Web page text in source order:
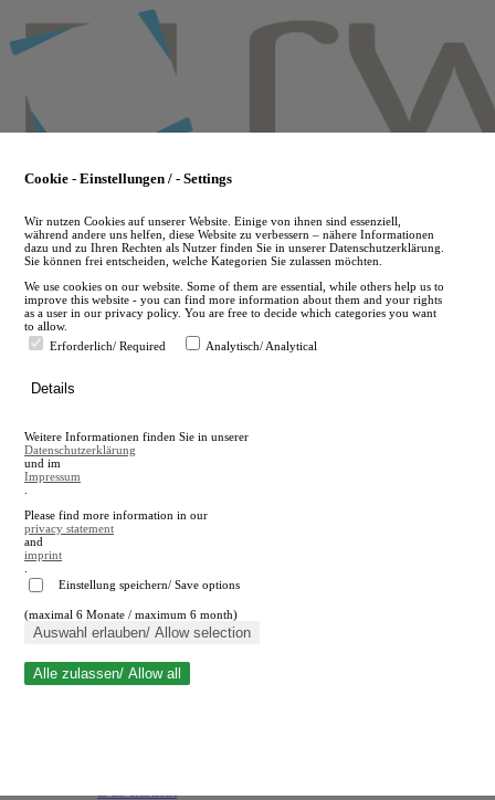
to
main
en
A
A
Suche schließen
Cookie - Einstellungen / - Settings
Wir nutzen Cookies auf unserer Website. Einige von ihnen sind essenziell,
während andere uns helfen, diese Website zu verbessern – nähere Informationen
dazu und zu Ihren Rechten als Nutzer finden Sie in unserer Datenschutzerklärung.
Sie können frei entscheiden, welche Kategorien Sie zulassen möchten.
We use cookies on our website. Some of them are essential, while others help us to
improve this website - you can find more information about them and your rights
as a user in our privacy policy. You are free to decide which categories you want
to allow.
Erforderlich/ Required
Analytisch/ Analytical
Details
Weitere Informationen finden Sie in unserer
Datenschutzerklärung
und im
Impressum
Please find more information in our
privacy statement
and
imprint
Einstellung speichern/ Save options
(maximal 6 Monate / maximum 6 month)
Auswahl erlauben/ Allow selection
Alle zulassen/ Allow all